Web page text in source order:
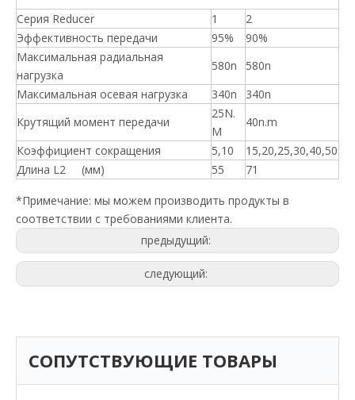
Серия Reducer 1
2
Эффективность передачи
95%
90%
Максимальная радиальная
нагрузка
580n
580n
Максимальная осевая нагрузка
340n
340n
Крутящий момент передачи
25N.
M
40n.m
Коэффициент сокращения
5,10
15,20,25,30,40,50
Длина L2 (мм)
55 71
*Примечание: мы можем производить продукты в
соответствии с требованиями клиента.
предыдущий:
следующий:
СОПУТСТВУЮЩИЕ ТОВАРЫ